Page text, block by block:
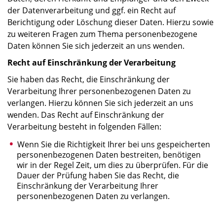
der Datenverarbeitung und ggf. ein Recht auf
Berichtigung oder Löschung dieser Daten. Hierzu sowie
zu weiteren Fragen zum Thema personenbezogene
Daten können Sie sich jederzeit an uns wenden.
Recht auf Einschränkung der Verarbeitung
Sie haben das Recht, die Einschränkung der
Verarbeitung Ihrer personenbezogenen Daten zu
verlangen. Hierzu können Sie sich jederzeit an uns
wenden. Das Recht auf Einschränkung der
Verarbeitung besteht in folgenden Fällen:
Wenn Sie die Richtigkeit Ihrer bei uns gespeicherten
personenbezogenen Daten bestreiten, benötigen
wir in der Regel Zeit, um dies zu überprüfen. Für die
Dauer der Prüfung haben Sie das Recht, die
Einschränkung der Verarbeitung Ihrer
personenbezogenen Daten zu verlangen.